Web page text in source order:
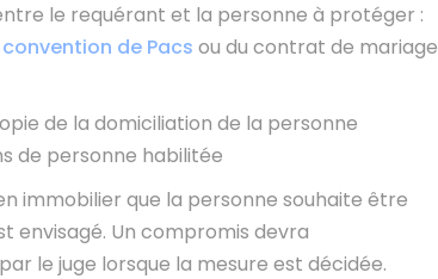
le requérant et la personne à protéger :
convention de Pacs ou du contrat de mariage
de la domiciliation de la personne
de personne habilitée
immobilier que la personne souhaite être
envisagé. Un compromis devra
le juge lorsque la mesure est décidée.